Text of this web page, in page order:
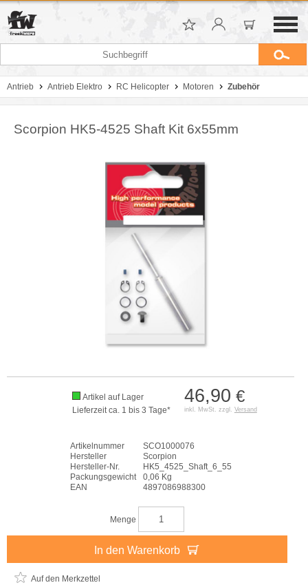
Antrieb Antrieb Elektro RC Helicopter Motoren Zubehör
Scorpion HK5-4525 Shaft Kit 6x55mm
46,90 €
inkl. MwSt. zzgl. Versand
Artikel auf Lager
Lieferzeit ca. 1 bis 3 Tage*
Artikelnummer
SCO1000076
Hersteller
Scorpion
Hersteller-Nr.
HK5_4525_Shaft_6_55
Packungsgewicht
0,06 Kg
EAN
4897086988300
Menge
In den Warenkorb
Auf den Merkzettel